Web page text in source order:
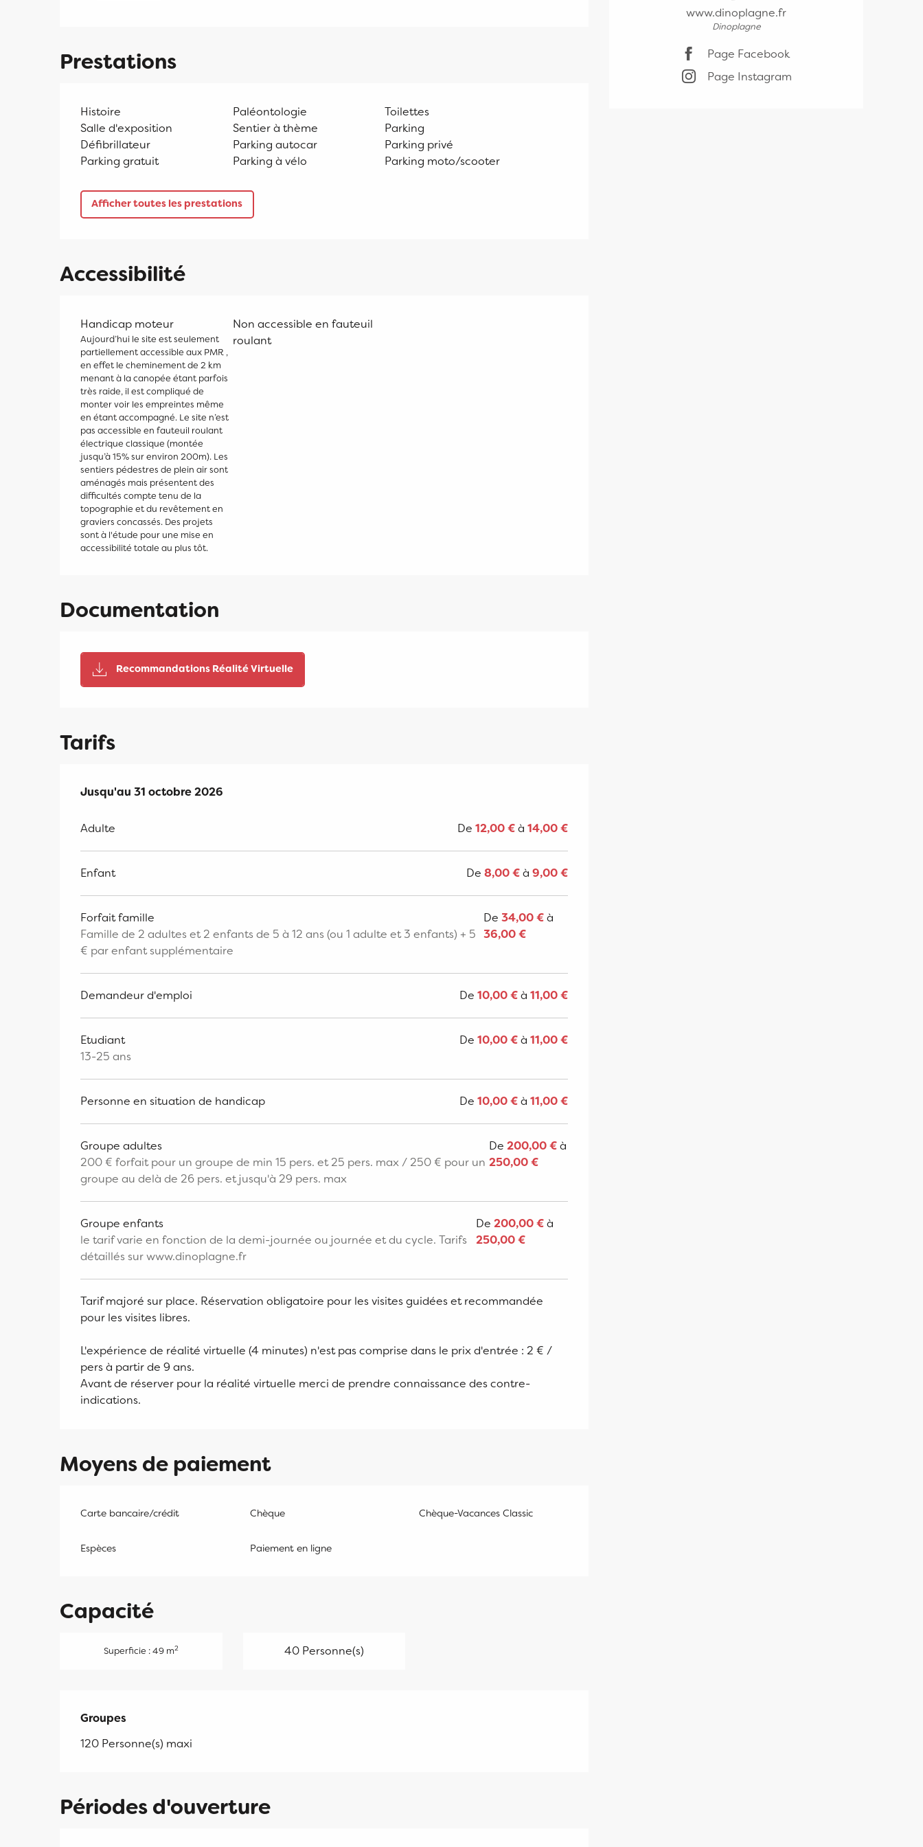
www.dinoplagne.fr
Dinoplagne
Page Facebook
Page Instagram
Prestations
Histoire Paléontologie
Toilettes
Salle d'exposition
Sentier à thème
Parking
Défibrillateur
Parking autocar
Parking privé
Parking gratuit
Parking à vélo Parking moto/scooter
Afficher toutes les prestations
Accessibilité
Handicap moteur
Aujourd’hui le site est seulement
partiellement accessible aux PMR ,
en effet le cheminement de 2 km
menant à la canopée étant parfois
très raide, il est compliqué de
monter voir les empreintes même
en étant accompagné. Le site n’est
pas accessible en fauteuil roulant
électrique classique (montée
jusqu’à 15% sur environ 200m). Les
sentiers pédestres de plein air sont
aménagés mais présentent des
difficultés compte tenu de la
topographie et du revêtement en
graviers concassés. Des projets
sont à l'étude pour une mise en
accessibilité totale au plus tôt.
Non accessible en fauteuil
roulant
Documentation
Recommandations Réalité Virtuelle
Tarifs
Du1 avril 2026au31 octobre 2026
Jusqu'au 31 octobre 2026
Adulte De12,00 €à14,00 €
Enfant De8,00 €à9,00 €
Forfait famille
Famille de 2 adultes et 2 enfants de 5 à 12 ans (ou 1 adulte et 3 enfants) + 5
€ par enfant supplémentaire
De34,00 €à
36,00 €
Demandeur d'emploi De10,00 €à11,00 €
Etudiant
13-25 ans
De10,00 €à11,00 €
Personne en situation de handicap De10,00 €à11,00 €
Groupe adultes
200 € forfait pour un groupe de min 15 pers. et 25 pers. max / 250 € pour un
groupe au delà de 26 pers. et jusqu'à 29 pers. max
De200,00 €à
250,00 €
Groupe enfants
le tarif varie en fonction de la demi-journée ou journée et du cycle. Tarifs
détaillés sur www.dinoplagne.fr
De 200,00 €à
250,00 €
Tarif majoré sur place. Réservation obligatoire pour les visites guidées et recommandée
pour les visites libres.
L'expérience de réalité virtuelle (4 minutes) n'est pas comprise dans le prix d'entrée : 2 € /
pers à partir de 9 ans.
Avant de réserver pour la réalité virtuelle merci de prendre connaissance des contre-
indications.
Moyens de paiement
Carte bancaire/crédit Chèque Chèque-Vacances Classic
Espèces Paiement en ligne
Capacité
Superficie : 49 m2 40 Personne(s)
Groupes
Groupes
120 Personne(s) maxi
Périodes d'ouverture